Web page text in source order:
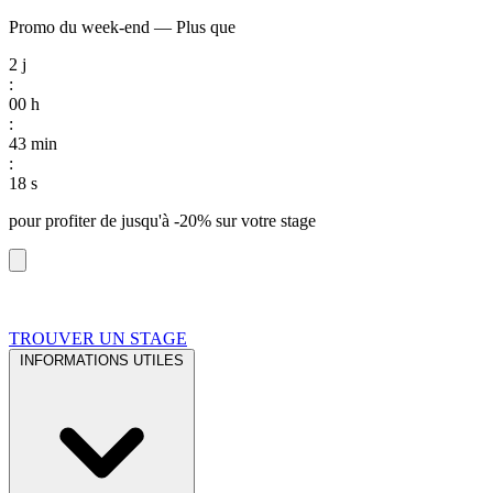
Promo du week-end — Plus que
2 j
:
00 h
:
43 min
:
17 s
pour profiter de jusqu'à -20% sur votre stage
TROUVER UN STAGE
INFORMATIONS UTILES